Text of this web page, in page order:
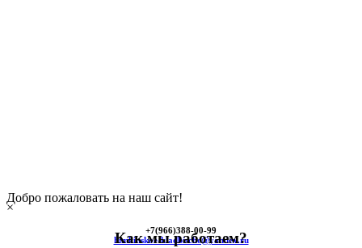
Добро пожаловать на наш сайт!
+7(966)388-00-99
himkinskoe-kladbische@yandex.ru
×
Как мы работаем?